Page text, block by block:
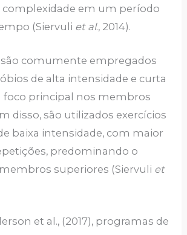
complexidade em um período
(Siervuli et al., 2014).
são comumente empregados
de alta intensidade e curta
foco principal nos membros
disso, são utilizados exercícios
baixa intensidade, com maior
predominando o
superiores (Siervuli et
et al., (2017), programas de